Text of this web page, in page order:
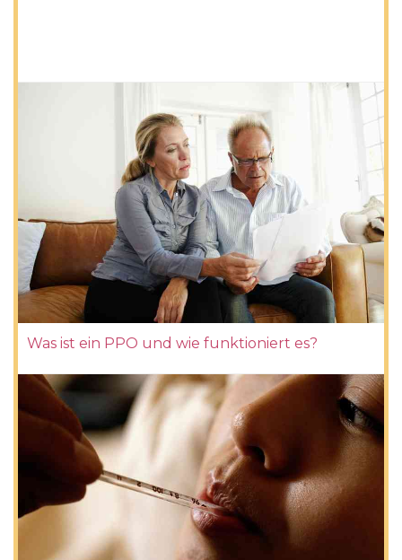
Was ist ein PPO und wie funktioniert es?